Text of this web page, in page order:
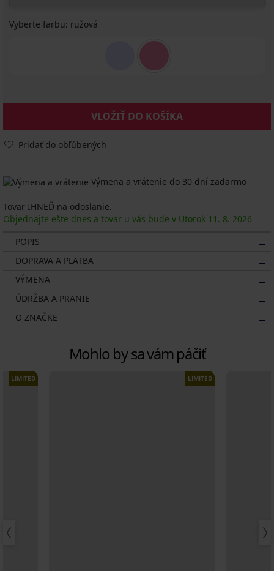
Vyberte farbu: ružová
VLOŽIŤ DO KOŠÍKA
Pridať do obľúbených
Výmena a vrátenie do 30 dní zadarmo
Tovar IHNEĎ na odoslanie.
Objednajte ešte dnes a tovar u vás bude v Utorok 11. 8. 2026
POPIS
DOPRAVA A PLATBA
VÝMENA
ÚDRŽBA A PRANIE
O ZNAČKE
Mohlo by sa vám páčiť
LIMITED LIMITED